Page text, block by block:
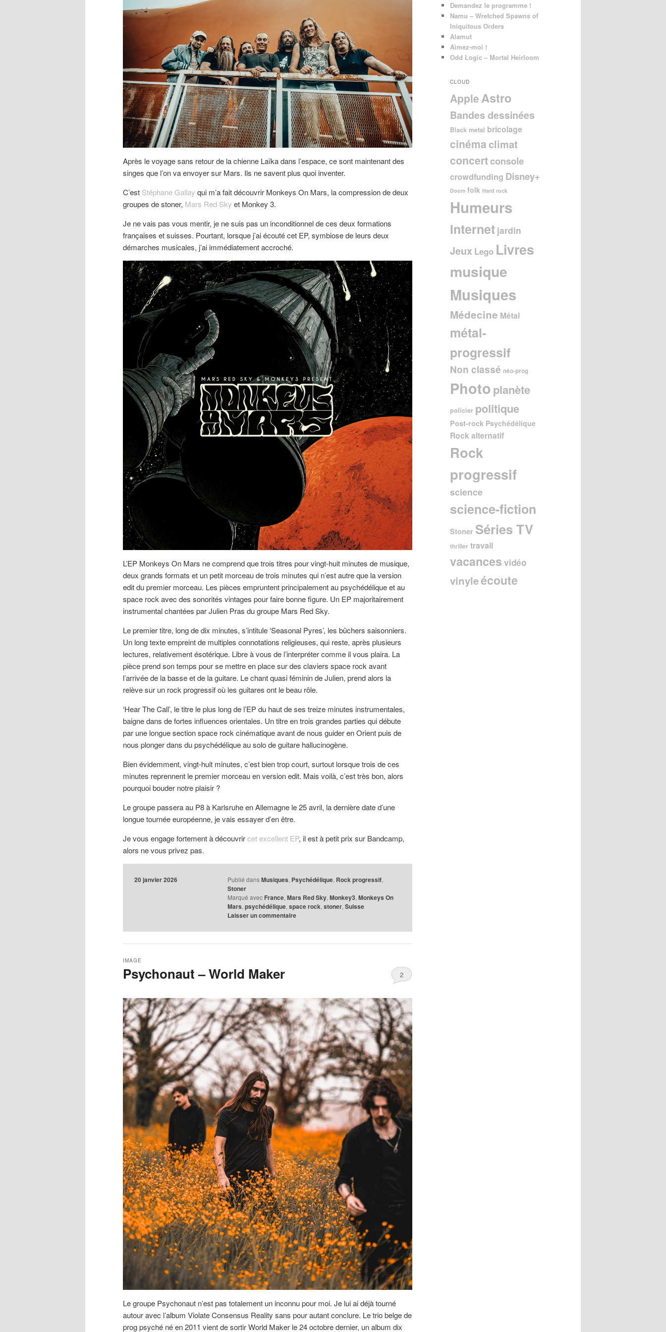
Après le voyage sans retour de la chienne Laïka dans l’espace, ce sont maintenant des
singes que l’on va envoyer sur Mars. Ils ne savent plus quoi inventer.
C’est Stéphane Gallay qui m’a fait découvrir Monkeys On Mars, la compression de deux
groupes de stoner, Mars Red Sky et Monkey 3.
Je ne vais pas vous mentir, je ne suis pas un inconditionnel de ces deux formations
françaises et suisses. Pourtant, lorsque j’ai écouté cet EP, symbiose de leurs deux
démarches musicales, j’ai immédiatement accroché.
L’EP Monkeys On Mars ne comprend que trois titres pour vingt-huit minutes de musique,
deux grands formats et un petit morceau de trois minutes qui n’est autre que la version
edit du premier morceau. Les pièces empruntent principalement au psychédélique et au
space rock avec des sonorités vintages pour faire bonne figure. Un EP majoritairement
instrumental chantées par Julien Pras du groupe Mars Red Sky.
Le premier titre, long de dix minutes, s’intitule ‘Seasonal Pyres’, les bûchers saisonniers.
Un long texte empreint de multiples connotations religieuses, qui reste, après plusieurs
lectures, relativement ésotérique. Libre à vous de l’interpréter comme il vous plaira. La
pièce prend son temps pour se mettre en place sur des claviers space rock avant
l’arrivée de la basse et de la guitare. Le chant quasi féminin de Julien, prend alors la
relève sur un rock progressif où les guitares ont le beau rôle.
‘Hear The Call’, le titre le plus long de l’EP du haut de ses treize minutes instrumentales,
baigne dans de fortes influences orientales. Un titre en trois grandes parties qui débute
par une longue section space rock cinématique avant de nous guider en Orient puis de
nous plonger dans du psychédélique au solo de guitare hallucinogène.
Bien évidemment, vingt-huit minutes, c’est bien trop court, surtout lorsque trois de ces
minutes reprennent le premier morceau en version edit. Mais voilà, c’est très bon, alors
pourquoi bouder notre plaisir ?
Le groupe passera au P8 à Karlsruhe en Allemagne le 25 avril, la dernière date d’une
longue tournée européenne, je vais essayer d’en être.
Je vous engage fortement à découvrircet excellent EP, il est à petit prix sur Bandcamp,
alors ne vous privez pas.
20 janvier 2026 Publié dans Musiques, Psychédélique, Rock progressif,
Stoner
Marqué avec France,Mars Red Sky,Monkey3,Monkeys On
Mars,psychédélique,space rock,stoner,Suisse
Laisser un commentaire
Psychonaut – World Maker
IMAGE
2
Le groupe Psychonaut n’est pas totalement un inconnu pour moi. Je lui ai déjà tourné
autour avec l’album Violate Consensus Reality sans pour autant conclure. Le trio belge de
prog psyché né en 2011 vient de sortir World Maker le 24 octobre dernier, un album dix
Demandez le programme !
Namu – Wretched Spawns of
Iniquitous Orders
Alamut
Aimez-moi !
Odd Logic – Mortal Heirloom
CLOUD
Apple Astro
Bandes dessinées
Black metal bricolage
cinéma climat
concertconsole
crowdfunding Disney+
Doom folk Hard rock
Humeurs
Internet jardin
Jeux Lego Livres
musique
Musiques
Médecine Métal
métal-
progressif
Non classé néo-prog
Photo planète
policier politique
Post-rock Psychédélique
Rock alternatif
Rock
progressif
science
science-fiction
Stoner Séries TV
thriller travail
vacances vidéo
vinyleécoute